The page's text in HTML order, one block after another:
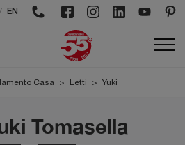
/ EN
Casa > Letti > Yuki
Tomasella